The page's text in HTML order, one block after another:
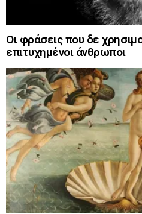
Οι φράσεις που δε
επιτυχημένοι άνθρωποι